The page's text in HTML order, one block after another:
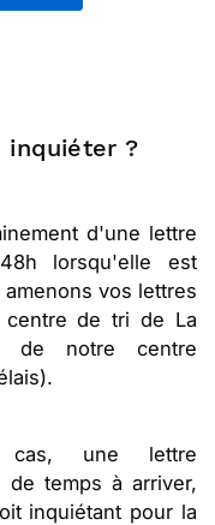
inquiéter ?
d'une lettre
lorsqu'elle est
vos lettres
centre de tri de La
de notre centre
cas, une lettre
de temps à arriver,
inquiétant pour la